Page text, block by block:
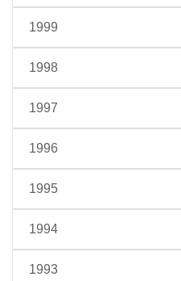
1999
1998
1997
1996
1995
1994
1993